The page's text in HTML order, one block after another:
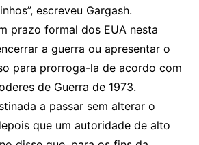
escreveu Gargash.
prazo formal dos EUA nesta
a guerra ou apresentar o
para prorroga-la de acordo com
de Guerra de 1973.
a passar sem alterar o
que um autoridade de alto